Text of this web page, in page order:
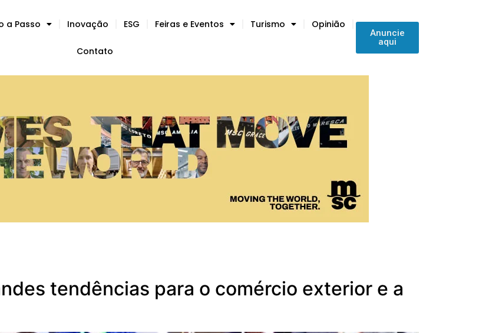
a Passo Inovação ESG Feiras e Eventos Turismo Opinião
Contato
Anuncie
aqui
tendências para o comércio exterior e a